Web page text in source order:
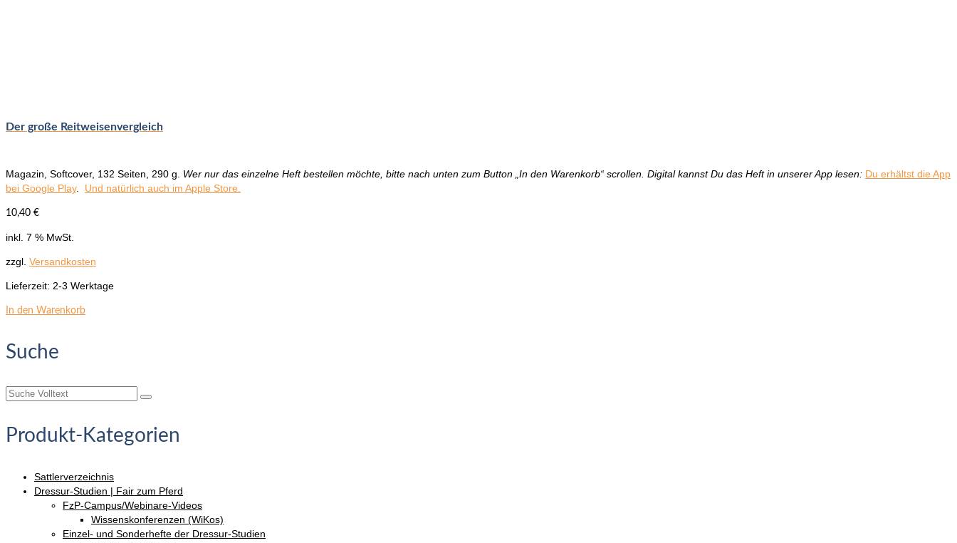
Der große Reitweisenvergleich
Magazin, Softcover, 132 Seiten, 290 g. Wer nur das einzelne Heft bestellen möchte, bitte nach unten zum Button „In den Warenkorb“ scrollen. Digital kannst Du das Heft in unserer App lesen: Du erhältst die App
bei Google Play. Und natürlich auch im Apple Store.
10,40 €
inkl. 7 % MwSt.
zzgl. Versandkosten
Lieferzeit: 2-3 Werktage
In den Warenkorb
Suche
Suche
Produkt-Kategorien
Sattlerverzeichnis
Dressur-Studien | Fair zum Pferd
FzP-Campus/Webinare-Videos
Wissenskonferenzen (WiKos)
Einzel- und Sonderhefte der Dressur-Studien